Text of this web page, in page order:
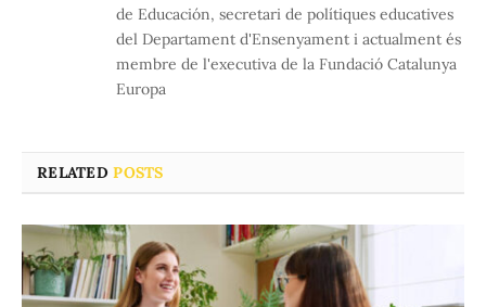
de Educación, secretari de polítiques educatives
del Departament d'Ensenyament i actualment és
membre de l'executiva de la Fundació Catalunya
Europa
RELATEDPOSTS